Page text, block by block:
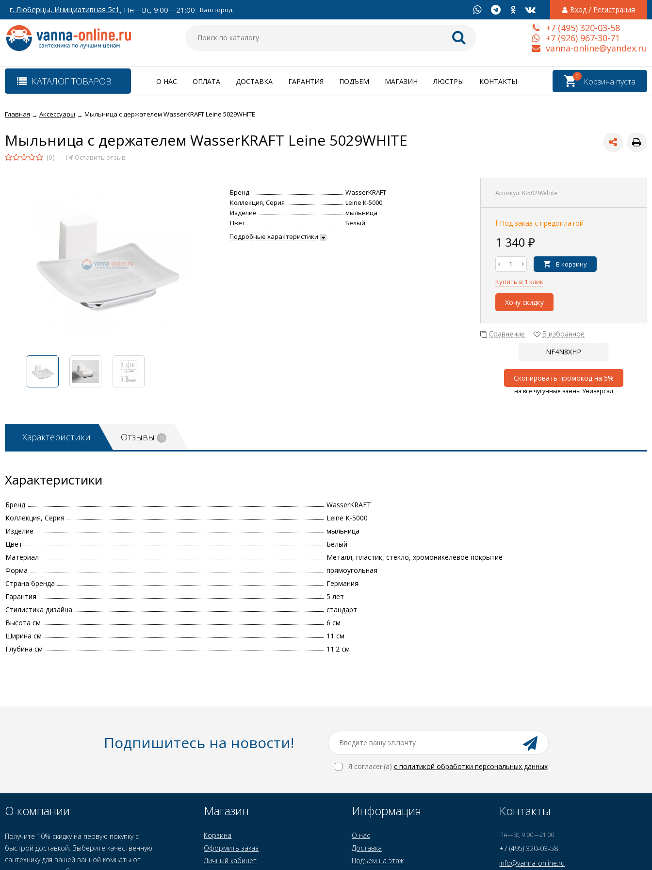
г. Люберцы, Инициативная 5с1 , Пн—Вс, 9:00—21:00 Ваш город: Вход / Регистрация
+7 (495) 320-03-58
+7 (926) 967-30-71
vanna-online@yandex.ru
КАТАЛОГ ТОВАРОВ Корзина пуста
0
О НАС ОПЛАТА ДОСТАВКА ГАРАНТИЯ ПОДЪЕМ МАГАЗИН ЛЮСТРЫ КОНТАКТЫ
Главная → Аксессуары → Мыльница с держателем WasserKRAFT Leine 5029WHITE
Мыльница с держателем WasserKRAFT Leine 5029WHITE
(0) Оставить отзыв
Артикул: K-5029White
Под заказ с предоплатой
1 340 ₽
В корзину
Купить в 1 клик
Хочу скидку
Сравнение В избранное
Скопировать промокод на 5%
на все чугунные ванны Универсал
Бренд
WasserKRAFT
Коллекция, Серия
Leine К-5000
Изделие
мыльница
Цвет
Белый
Подробные характеристики
Характеристики Отзывы 0
Характеристики
Бренд
WasserKRAFT
Коллекция, Серия
Leine К-5000
Изделие
мыльница
Цвет
Белый
Материал
Металл, пластик, стекло, хромоникелевое покрытие
Форма
прямоугольная
Страна бренда
Германия
Гарантия
5 лет
Стилистика дизайна
стандарт
Высота см
6 см
Ширина см
11 см
Глубина см
11.2 см
Подпишитесь на новости!
Я согласен(a) с политикой обработки персональных данных
О компании
Получите 10% скидку на первую покупку с
быстрой доставкой. Выберите качественную
сантехнику для вашей ванной комнаты от
Магазин
Корзина
Оформить заказ
Личный кабинет
Информация
О нас
Доставка
Подъем на этаж
Контакты
Пн—Вс, 9:00—21:00
+7 (495) 320-03-58
info@vanna-online.ru